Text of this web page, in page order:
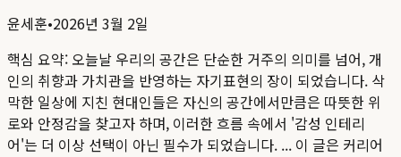
윤세훈•2026년 3월 2일
핵심 요약: 오늘날 우리의 공간은 단순한 거주의 의미를 넘어, 개
인의 취향과 가치관을 반영하는 자기표현의 장이 되었습니다. 삭
막한 일상에 지친 현대인들은 자신의 공간에서만큼은 따뜻한 위
로와 안정감을 찾고자 하며, 이러한 흐름 속에서 '감성 인테리
어'는 더 이상 선택이 아닌 필수가 되었습니다. ... 이 글은 커리어